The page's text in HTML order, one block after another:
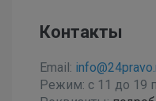
Контакты
Email:
Режим: с 11 до 19